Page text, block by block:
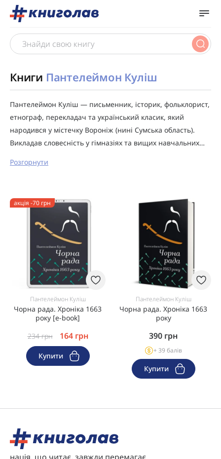
Книги Пантелеймон Куліш
Пантелеймон Куліш — письменник, історик, фольклорист,
етнограф, перекладач та український класик, який
народився у містечку Вороніж (нині Сумська область).
Викладав словесність у гімназіях та вищих навчальних…
Розгорнути
акція -70 грн
Пантелеймон Куліш
Чорна рада. Хроніка 1663
року [e-book]
234грн 164 грн
Купити
Пантелеймон Куліш
Чорна рада. Хроніка 1663
року
390 грн
+ 39 балів
Купити